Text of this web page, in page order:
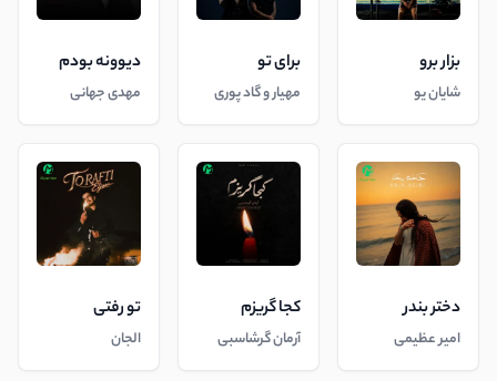
بزار برو
شایان یو
برای تو
مهیار و گاد پوری
دیوونه بودم
مهدی جهانی
دختر بندر
امیر عظیمی
کجا گریزم
آرمان گرشاسبی
تو رفتی
الجان